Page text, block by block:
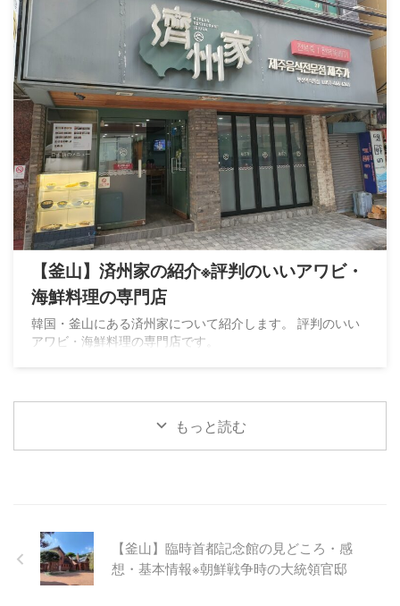
【釜山】済州家の紹介※評判のいいアワビ・
海鮮料理の専門店
韓国・釜山にある済州家について紹介します。 評判のいい
アワビ・海鮮料理の専門店です。
もっと読む
【釜山】臨時首都記念館の見どころ・感
想・基本情報※朝鮮戦争時の大統領官邸